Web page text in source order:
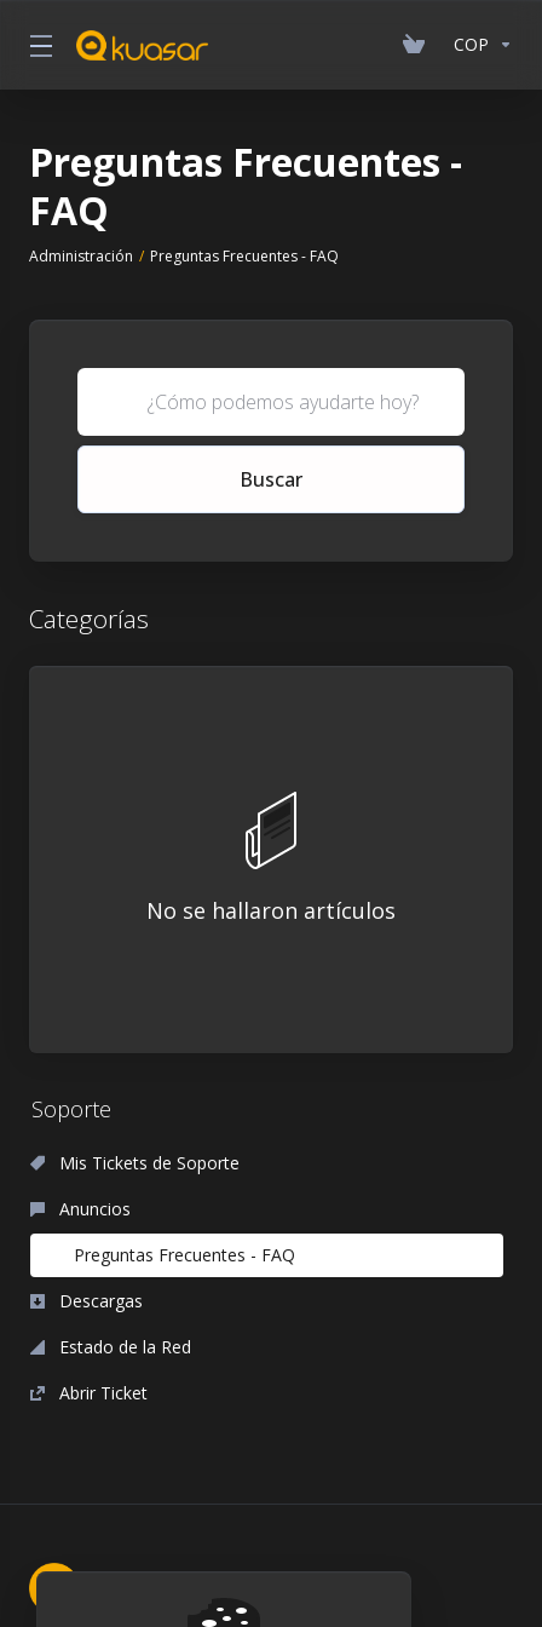
COP
Preguntas Frecuentes -
FAQ
Administración Preguntas Frecuentes - FAQ
Soporte
Mis Tickets de Soporte
Anuncios
Preguntas Frecuentes - FAQ
Descargas
Estado de la Red
Abrir Ticket
Buscar
Categorías
No se hallaron artículos